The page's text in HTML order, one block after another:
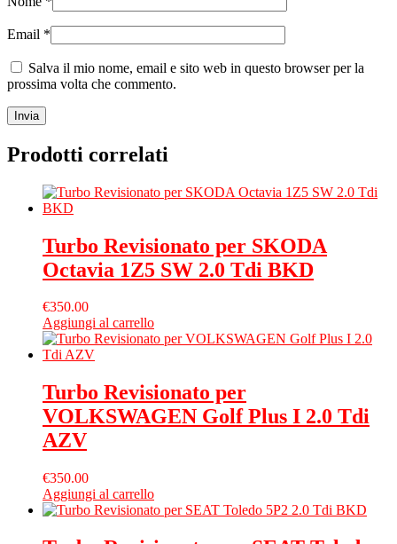
Email *
Salva il mio nome, email e sito web in questo browser per la
prossima volta che commento.
Prodotti correlati
Turbo Revisionato per SKODA
Octavia 1Z5 SW 2.0 Tdi BKD
€350.00
Aggiungi al carrello
Turbo Revisionato per
VOLKSWAGEN Golf Plus I 2.0 Tdi
AZV
€350.00
Aggiungi al carrello